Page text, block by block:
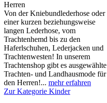
Herren
Von der Kniebundlederhose oder
einer kurzen beziehungsweise
langen Lederhose, vom
Trachtenhemd bis zu den
Haferlschuhen, Lederjacken und
Trachtenwesten! In unserem
Trachtenshop gibt es ausgewählte
Trachten- und Landhausmode für
den Herren!... mehr erfahren
Zur Kategorie Kinder